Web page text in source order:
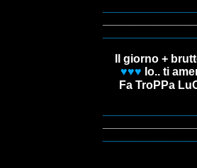
Il giorno +
♥♥♥ Io.. ti
Fa TroPPa